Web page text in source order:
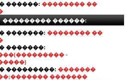
������: �������� ��
��������� ������:
�������: �������� ��
�������:
-
���������: �������
�������